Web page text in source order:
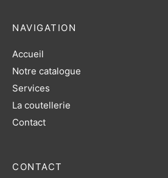
NAVIGATION
Accueil
Notre catalogue
Services
La coutellerie
Contact
CONTACT